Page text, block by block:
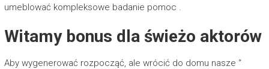
umeblować kompleksowe badanie pomoc .
Witamy bonus dla świeżo aktorów
Aby wygenerować rozpocząć, ale wrócić do domu nasze “